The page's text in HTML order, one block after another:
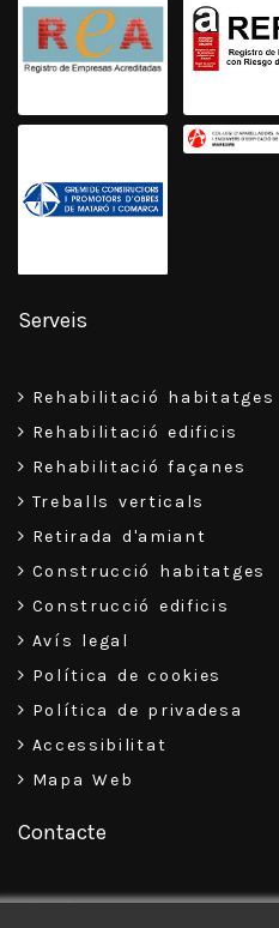
Serveis
Rehabilitació habitatges
Rehabilitació edificis
Rehabilitació façanes
Treballs verticals
Retirada d'amiant
Construcció habitatges
Construcció edificis
Avís legal
Política de cookies
Política de privadesa
Accessibilitat
Mapa Web
Contacte
C\ Pizarro, 34-38,